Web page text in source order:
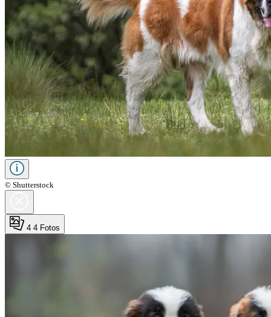
© Shutterstock
4 4 Fotos